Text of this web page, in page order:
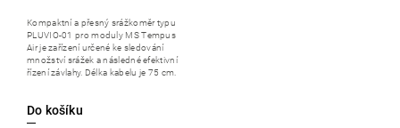
Do košíku
Kompaktní a přesný srážkoměr typu
PLUVIO-01 pro moduly MS Tempus
Air je zařízení určené ke sledování
množství srážek a následné efektivní
řízení závlahy. Délka kabelu je 75 cm.